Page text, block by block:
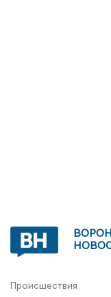
Происшествия